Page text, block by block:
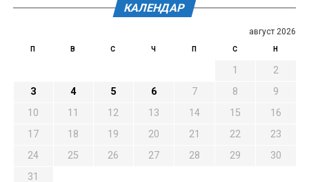
КАЛЕНДАР
август 2026
П В С Ч П С Н
1
2
3
4 5 6 7 8
9
10
11 12 13 14 15
16
17
18 19 20 21 22
23
24
25 26 27 28 29
30
31